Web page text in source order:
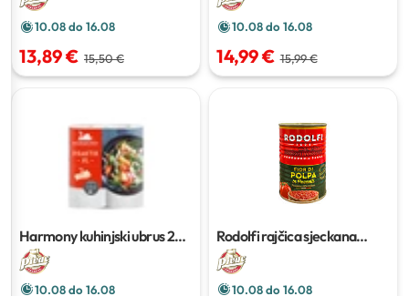
10.08 do 16.08
13,89 € 15,50 €
10.08 do 16.08
14,99 € 15,99 €
Harmony kuhinjski ubrus2
kom
10.08 do 16.08
Rodolfi rajčica sjeckana
400g
10.08 do 16.08